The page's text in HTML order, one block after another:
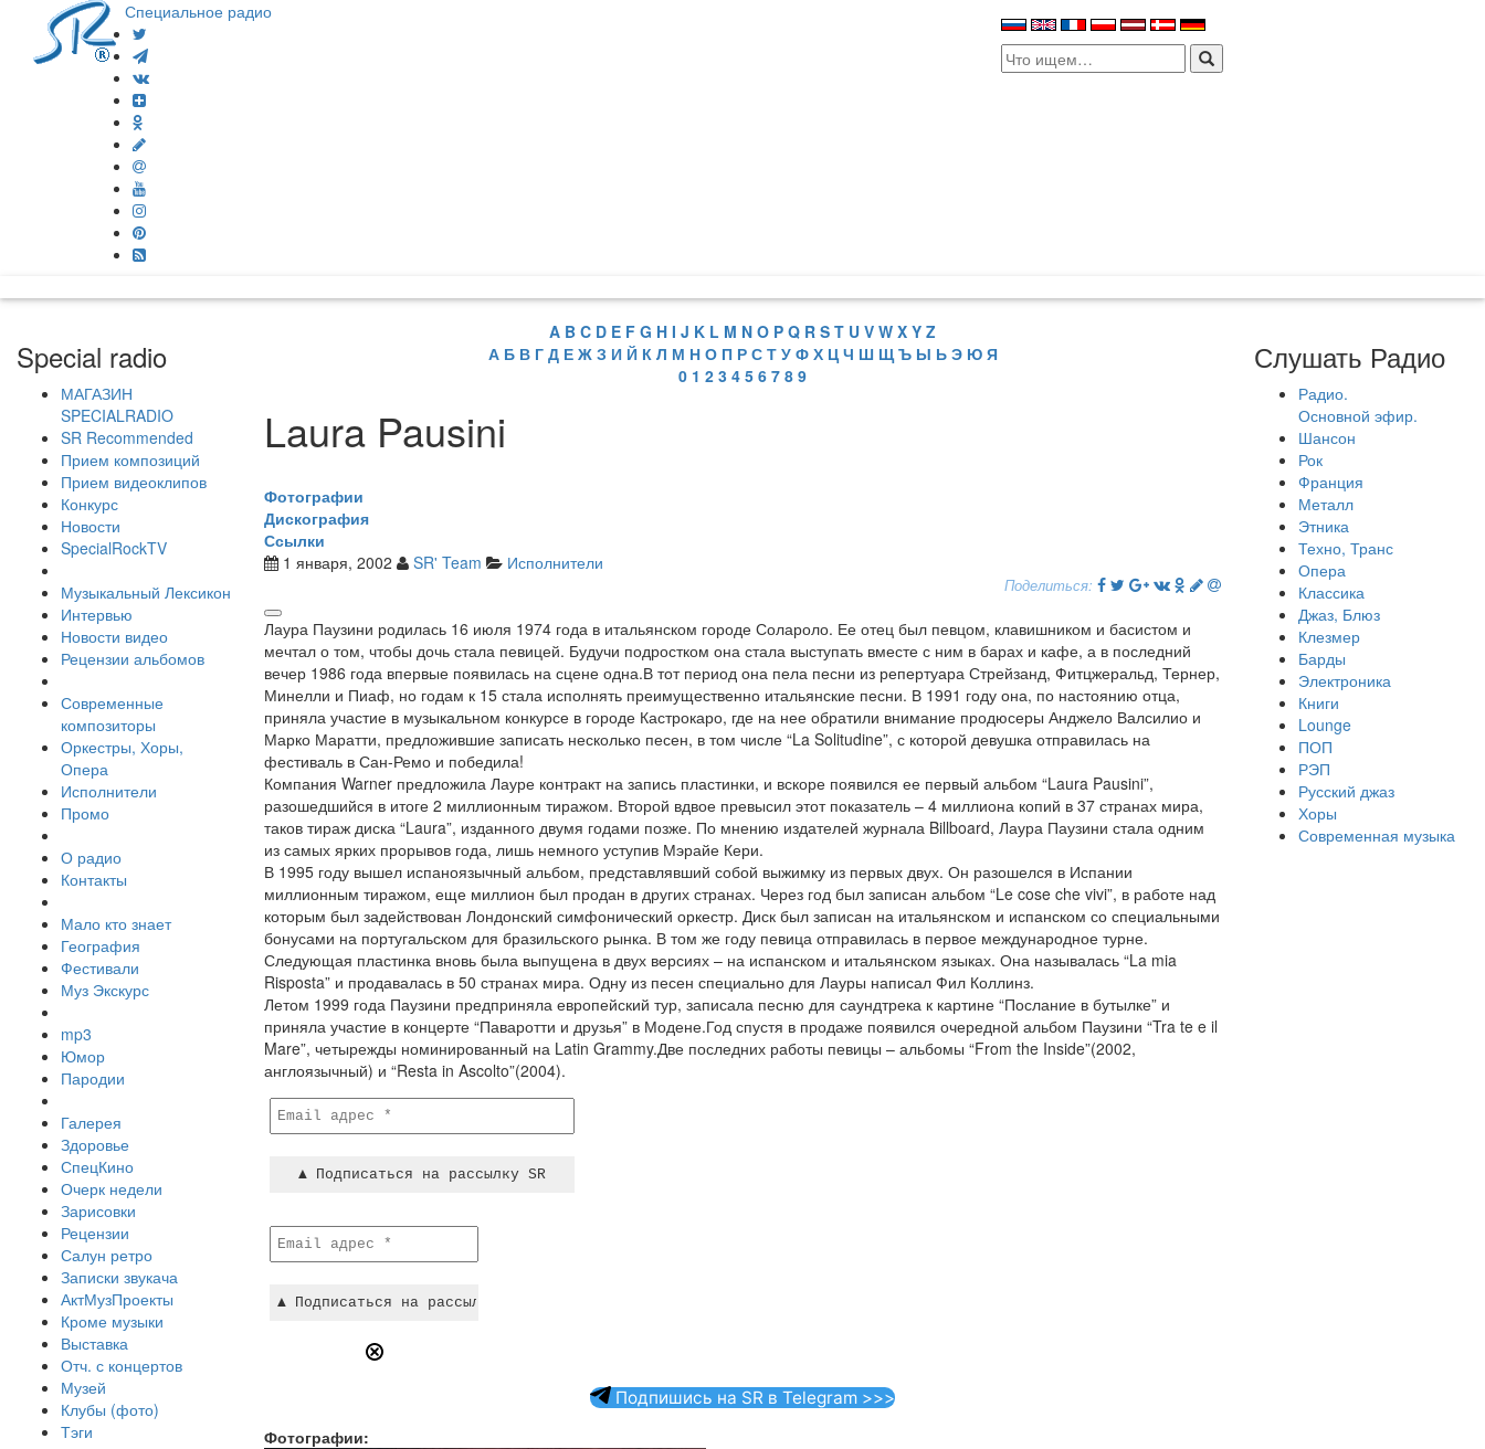
Специальное радио
Search
for:
Special radio
МАГАЗИН
SPECIALRADIO
SR Recommended
Прием композиций
Прием видеоклипов
Конкурс
Новости
SpecialRockTV
Музыкальный Лексикон
Интервью
Новости видео
Рецензии альбомов
Современные
композиторы
Оркестры, Хоры,
Опера
Исполнители
Промо
О радио
Контакты
Мало кто знает
География
Фестивали
Муз Экскурс
mp3
Юмор
Пародии
Галерея
Здоровье
СпецКино
Очерк недели
Зарисовки
Рецензии
Салун ретро
Записки звукача
АктМузПроекты
Кроме музыки
Выставка
Отч. с концертов
Музей
Клубы (фото)
Тэги
A B C D E F G H I J K L M N O P Q R S T U V W X Y Z
А Б В Г Д Е Ж З И Й К Л М Н О П Р С Т У Ф Х Ц Ч Ш Щ Ъ Ы Ь Э Ю Я
0 1 2 3 4 5 6 7 8 9
Laura Pausini
Фотографии
Дискография
Ссылки
1 января, 2002
SR' Team Исполнители
Поделиться:
Лаура Паузини родилась 16 июля 1974 года в итальянском городе Солароло. Ее отец был певцом, клавишником и басистом и
мечтал о том, чтобы дочь стала певицей. Будучи подростком она стала выступать вместе с ним в барах и кафе, а в последний
вечер 1986 года впервые появилась на сцене одна.В тот период она пела песни из репертуара Стрейзанд, Фитцжеральд, Тернер,
Минелли и Пиаф, но годам к 15 стала исполнять преимущественно итальянские песни. В 1991 году она, по настоянию отца,
приняла участие в музыкальном конкурсе в городе Кастрокаро, где на нее обратили внимание продюсеры Анджело Валсилио и
Марко Маратти, предложившие записать несколько песен, в том числе “La Solitudine”, с которой девушка отправилась на
фестиваль в Сан-Ремо и победила!
Компания Warner предложила Лауре контракт на запись пластинки, и вскоре появился ее первый альбом “Laura Pausini”,
разошедшийся в итоге 2 миллионным тиражом. Второй вдвое превысил этот показатель – 4 миллиона копий в 37 странах мира,
таков тираж диска “Laura”, изданного двумя годами позже. По мнению издателей журнала Billboard, Лаура Паузини стала одним
из самых ярких прорывов года, лишь немного уступив Мэрайе Кери.
В 1995 году вышел испаноязычный альбом, представлявший собой выжимку из первых двух. Он разошелся в Испании
миллионным тиражом, еще миллион был продан в других странах. Через год был записан альбом “Le cose che vivi”, в работе над
которым был задействован Лондонский симфонический оркестр. Диск был записан на итальянском и испанском со специальными
бонусами на португальском для бразильского рынка. В том же году певица отправилась в первое международное турне.
Следующая пластинка вновь была выпущена в двух версиях – на испанском и итальянском языках. Она называлась “La mia
Risposta” и продавалась в 50 странах мира. Одну из песен специально для Лауры написал Фил Коллинз.
Летом 1999 года Паузини предприняла европейский тур, записала песню для саундтрека к картине “Послание в бутылке” и
приняла участие в концерте “Паваротти и друзья” в Модене.Год спустя в продаже появился очередной альбом Паузини “Tra te e il
Mare”, четырежды номинированный на Latin Grammy.Две последних работы певицы – альбомы “From the Inside”(2002,
англоязычный) и “Resta in Ascolto”(2004).
Подпишись на SR в Telegram >>>
Фотографии:
Слушать Радио
Радио.
Основной эфир.
Шансон
Рок
Франция
Металл
Этника
Техно, Транс
Опера
Классика
Джаз, Блюз
Клезмер
Барды
Электроника
Книги
Lounge
ПОП
РЭП
Русский джаз
Хоры
Современная музыка